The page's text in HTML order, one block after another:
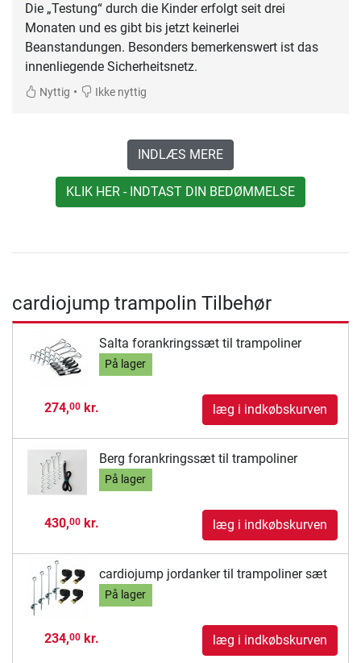
Die „Testung“ durch die Kinder erfolgt seit drei
Monaten und es gibt bis jetzt keinerlei
Beanstandungen. Besonders bemerkenswert ist das
innenliegende Sicherheitsnetz.
Nyttig • Ikke nyttig
INDLÆS MERE
KLIK HER - INDTAST DIN BEDØMMELSE
cardiojump trampolin Tilbehør
Salta forankringssæt til trampoliner
På lager
274,00kr. læg i indkøbskurven
Berg forankringssæt til trampoliner
På lager
430,00kr. læg i indkøbskurven
cardiojump jordanker til trampoliner sæt
På lager
234,00kr. læg i indkøbskurven